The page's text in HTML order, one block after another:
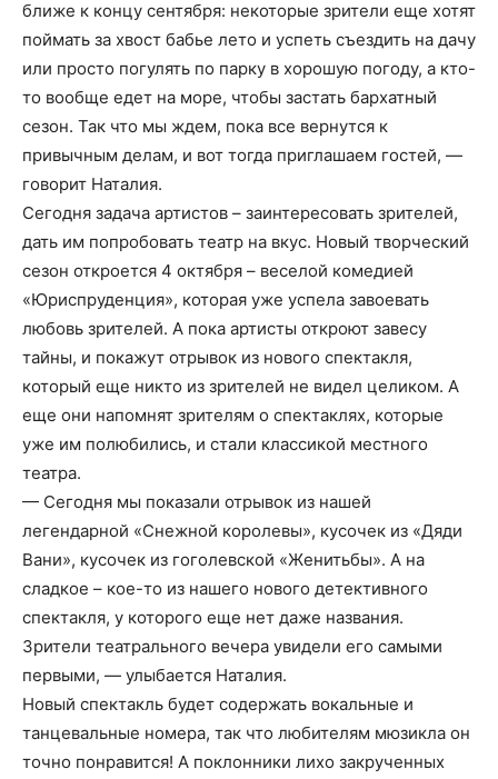
ближе к концу сентября: некоторые зрители еще хотят
поймать за хвост бабье лето и успеть съездить на дачу
или просто погулять по парку в хорошую погоду, а кто-
то вообще едет на море, чтобы застать бархатный
сезон. Так что мы ждем, пока все вернутся к
привычным делам, и вот тогда приглашаем гостей, —
говорит Наталия.
Сегодня задача артистов – заинтересовать зрителей,
дать им попробовать театр на вкус. Новый творческий
сезон откроется 4 октября – веселой комедией
«Юриспруденция», которая уже успела завоевать
любовь зрителей. А пока артисты откроют завесу
тайны, и покажут отрывок из нового спектакля,
который еще никто из зрителей не видел целиком. А
еще они напомнят зрителям о спектаклях, которые
уже им полюбились, и стали классикой местного
театра.
— Сегодня мы показали отрывок из нашей
легендарной «Снежной королевы», кусочек из «Дяди
Вани», кусочек из гоголевской «Женитьбы». А на
сладкое – кое-то из нашего нового детективного
спектакля, у которого еще нет даже названия.
Зрители театрального вечера увидели его самыми
первыми, — улыбается Наталия.
Новый спектакль будет содержать вокальные и
танцевальные номера, так что любителям мюзикла он
точно понравится! А поклонники лихо закрученных